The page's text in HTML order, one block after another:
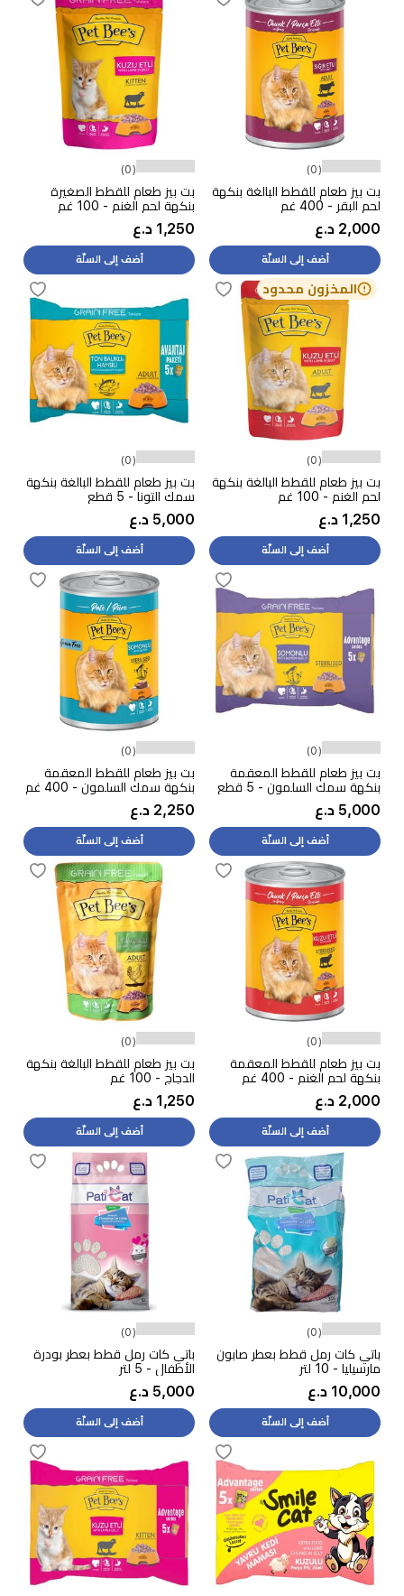
(0)
بت بيز طعام للقطط البالغة بنكهة
لحم البقر - 400 غم
2,000 د.ع
أضف إلى السلّة
(0)
بت بيز طعام للقطط الصغيرة
بنكهة لحم الغنم - 100 غم
1,250 د.ع
أضف إلى السلّة
المخزون محدود
(0)
بت بيز طعام للقطط البالغة بنكهة
لحم الغنم - 100 غم
1,250 د.ع
أضف إلى السلّة
(0)
بت بيز طعام للقطط البالغة بنكهة
سمك التونا - 5 قطع
5,000 د.ع
أضف إلى السلّة
(0)
بت بيز طعام للقطط المعقمة
بنكهة سمك السلمون - 5 قطع
5,000 د.ع
أضف إلى السلّة
(0)
بت بيز طعام للقطط المعقمة
بنكهة سمك السلمون - 400 غم
2,250 د.ع
أضف إلى السلّة
(0)
بت بيز طعام للقطط المعقمة
بنكهة لحم الغنم - 400 غم
2,000 د.ع
أضف إلى السلّة
(0)
بت بيز طعام للقطط البالغة بنكهة
الدجاج - 100 غم
1,250 د.ع
أضف إلى السلّة
(0)
باتي كات رمل قطط بعطر صابون
مارسيليا - 10 لتر
10,000 د.ع
أضف إلى السلّة
(0)
باتي كات رمل قطط بعطر بودرة
الأطفال - 5 لتر
5,000 د.ع
أضف إلى السلّة